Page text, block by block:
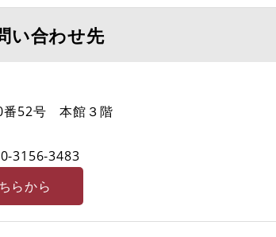
い合わせ先
番52号 本館３階
3156‐3483
らから